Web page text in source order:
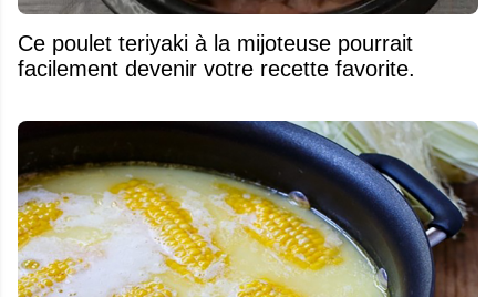
Ce poulet teriyaki à la mijoteuse pourrait
facilement devenir votre recette favorite.